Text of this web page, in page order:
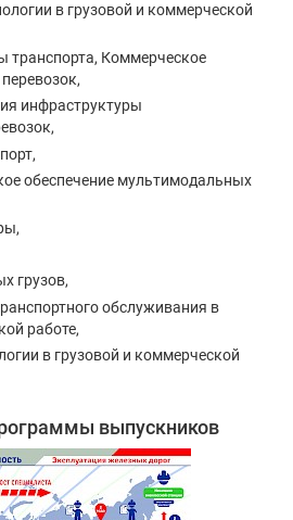
в грузовой и коммерческой
транспорта, Коммерческое
инфраструктуры
обеспечение мультимодальных
грузов,
обслуживания в
работе,
в грузовой и коммерческой
выпускников